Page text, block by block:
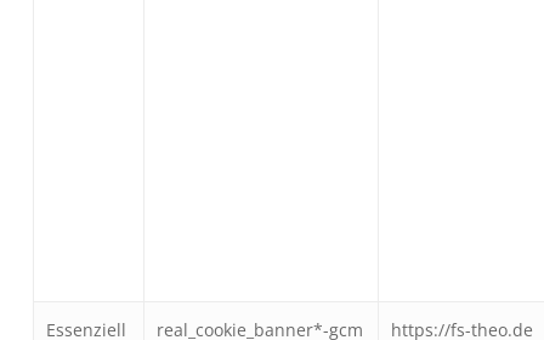
Essenziell real_cookie_banner*-gcm https://fs-theo.de